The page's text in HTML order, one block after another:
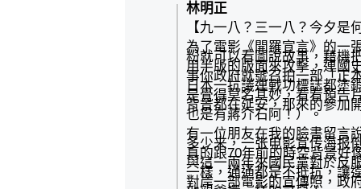
林明正
【九一八？三一八？今夕是
為了電影《開羅宣言》的一
粉就可以看圖說故事，藉機
用半版的版面來攻擊，連國
事你政府就號召拍一部「正
日本一抗議連戰功標誌都塗
是覺得莫名其妙，看看預告
背景都在延安，那來的參加
也是有蔣介石阿！）。
有一位朋友在我的臉書留言
多少来，一张电影宣传海报
真的跟70年前的時空背景好
與這一兩年來國民黨對於反
一樣，通通都是不抵抗，讓
對岸一部電影的宣傳照，政